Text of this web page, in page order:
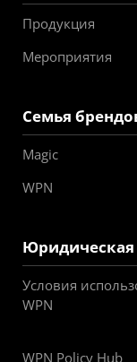
Продукция
Мероприятия
Семья
Magic
WPN
Условия
WPN
WPN Policy Hub